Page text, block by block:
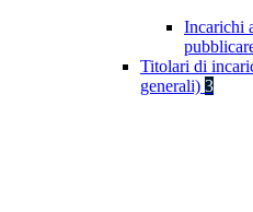
Incarichi
Titolari di
generali) 3